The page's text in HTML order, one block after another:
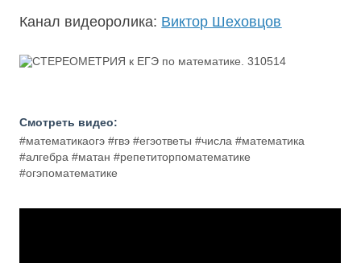
Канал видеоролика: Виктор Шеховцов
Смотреть видео:
#математикаогэ #гвэ #егэответы #числа #математика
#алгебра #матан #репетиторпоматематике
#огэпоматематике